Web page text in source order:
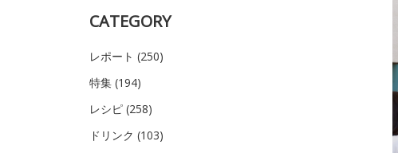
CATEGORY
レポート (250)
特集 (194)
レシピ (258)
ドリンク (103)